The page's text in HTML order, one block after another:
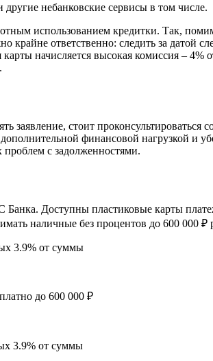
небанковские сервисы в том числе.
использованием кредитки. Так,
ответственно: следить за датой
начисляется высокая комиссия –
стоит
финансовой нагрузкой и
с задолженностями.
Доступны пластиковые карты
наличные без процентов до 600 000
3.9% от суммы
до 600 000 ₽
3.9% от суммы